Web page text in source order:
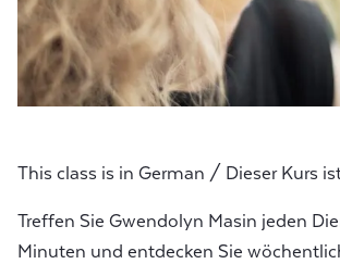
This class is in German / Dieser Kurs
Treffen Sie Gwendolyn Masin jeden
Minuten und entdecken Sie